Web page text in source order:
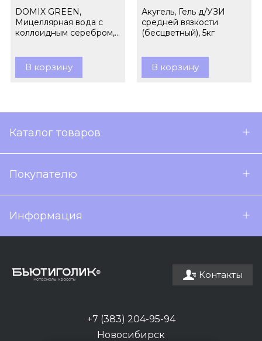
DOMIX GREEN,
Мицеллярная вода с
коллоидным серебром,
В корзину
Акугель, Гель д/УЗИ
средней вязкости
(бесцветный), 5кг
В корзину
Каталог товаров
Покупателю
Информация
Контакты
+7 (383) 204-95-94
Новосибирск